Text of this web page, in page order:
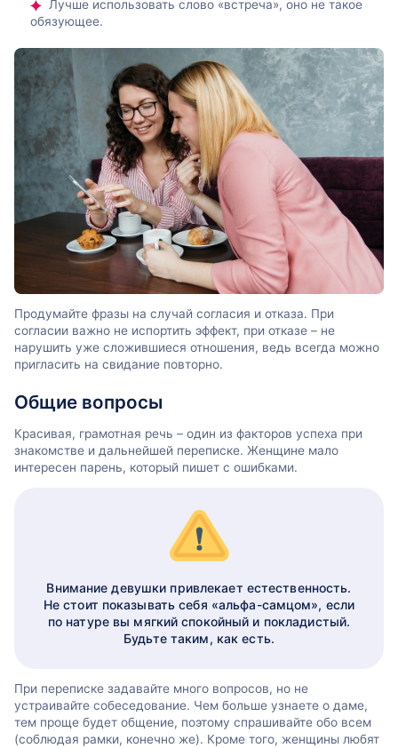
Лучше использовать слово «встреча», оно не такое
обязующее.
Продумайте фразы на случай согласия и отказа. При
согласии важно не испортить эффект, при отказе – не
нарушить уже сложившиеся отношения, ведь всегда можно
пригласить на свидание повторно.
Общие вопросы
Красивая, грамотная речь – один из факторов успеха при
знакомстве и дальнейшей переписке. Женщине мало
интересен парень, который пишет с ошибками.
Внимание девушки привлекает естественность.
Не стоит показывать себя «альфа-самцом», если
по натуре вы мягкий спокойный и покладистый.
Будьте таким, как есть.
При переписке задавайте много вопросов, но не
устраивайте собеседование. Чем больше узнаете о даме,
тем проще будет общение, поэтому спрашивайте обо всем
(соблюдая рамки, конечно же). Кроме того, женщины любят